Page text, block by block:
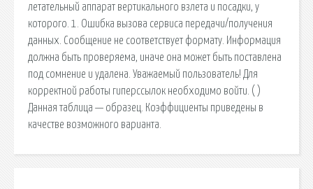
летательный аппарат вертикального взлета и посадки, у
которого. 1. Ошибка вызова сервиса передачи/получения
данных. Сообщение не соответствует формату. Информация
должна быть проверяема, иначе она может быть поставлена
под сомнение и удалена. Уважаемый пользователь! Для
корректной работы гиперссылок необходимо войти. ( )
Данная таблица — образец. Коэффициенты приведены в
качестве возможного варианта.